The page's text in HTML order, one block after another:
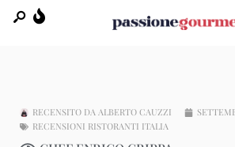
RECENSITO DA ALBERTO CAUZZI
RECENSIONI RISTORANTI ITALIA